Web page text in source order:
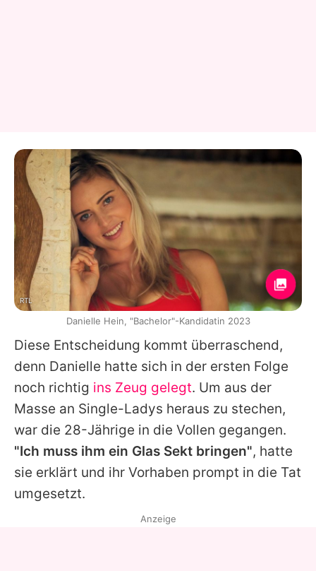
Diese Entscheidung kommt überraschend,
denn Danielle hatte sich in der ersten Folge
noch richtig ins Zeug gelegt. Um aus der
Masse an Single-Ladys heraus zu stechen,
war die 28-Jährige in die Vollen gegangen.
"Ich muss ihm ein Glas Sekt bringen", hatte
sie erklärt und ihr Vorhaben prompt in die Tat
umgesetzt.
RTL
Danielle Hein, "Bachelor"-Kandidatin 2023
Anzeige